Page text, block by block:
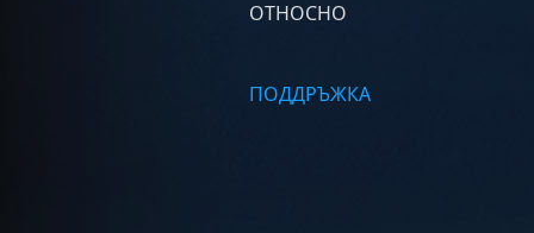
ОТНОСНО
ПОДДРЪЖКА